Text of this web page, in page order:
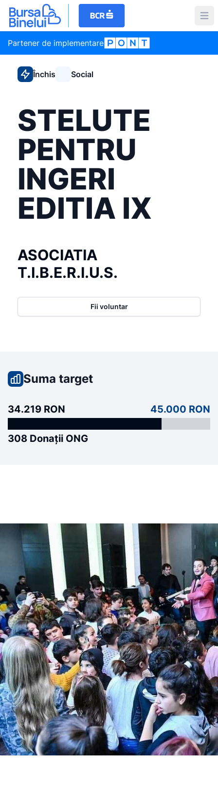
Partener de implementare
Închis Social
STELUTE
PENTRU
INGERI
EDITIA IX
ASOCIATIA
T.I.B.E.R.I.U.S.
Fii voluntar
Suma target
34.219 RON 45.000 RON
308 Donații ONG